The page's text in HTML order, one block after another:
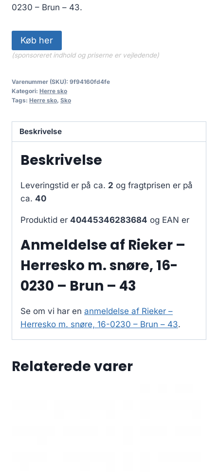
0230 – Brun – 43.
Køb her
(sponsoreret indhold og priserne er vejledende)
Varenummer (SKU): 9f94160fd4fe
Kategori: Herre sko
Tags: Herre sko, Sko
Beskrivelse
Beskrivelse
Leveringstid er på ca. 2 og fragtprisen er på
ca. 40
Produktid er 40445346283684 og EAN er
Anmeldelse af Rieker –
Herresko m. snøre, 16-
0230 – Brun – 43
Se om vi har en anmeldelse af Rieker –
Herresko m. snøre, 16-0230 – Brun – 43.
Relaterede varer